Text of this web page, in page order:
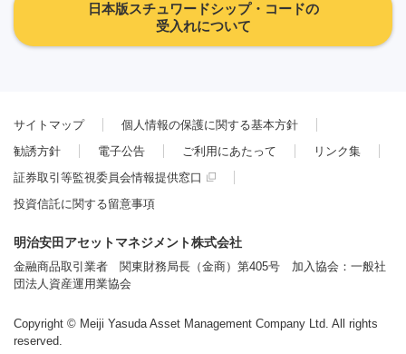
日本版スチュワードシップ・コードの
受入れについて
サイトマップ
個人情報の保護に関する基本方針
勧誘方針
電子公告 ご利用にあたって
リンク集
証券取引等監視委員会情報提供窓口
投資信託に関する留意事項
明治安田アセットマネジメント株式会社
金融商品取引業者 関東財務局長（金商）第405号 加入協会：一般社
団法人資産運用業協会
Copyright © Meiji Yasuda Asset Management Company Ltd. All rights
reserved.